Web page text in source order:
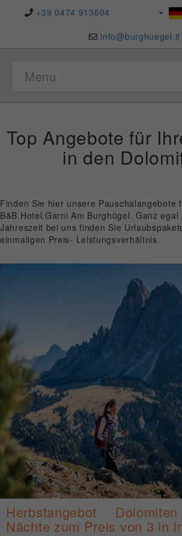
+39 0474 913604
info@burghuegel.it
Menu
Top Angebote für
in den
Finden Sie hier unsere Pauschalangebote
B&B.Hotel.Garni Am Burghügel. Ganz egal
Jahreszeit bei uns finden Sie
einmaligen Preis- Leistungsverhältnis.
Herbstangebot
Nächte zum Preis von 3 in